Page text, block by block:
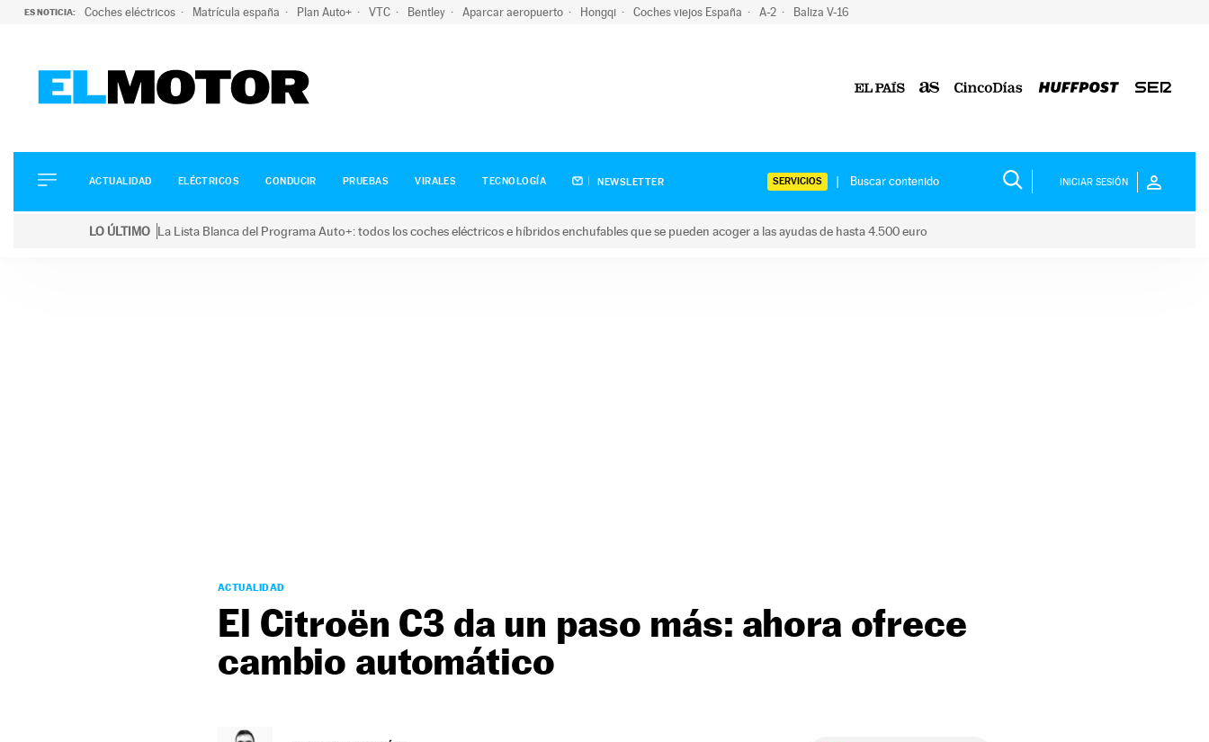
ES NOTICIA: Coches eléctricos Matrícula españa Plan Auto+ VTC Bentley Aparcar aeropuerto Hongqi Coches viejos España A-2 Baliza V-16
ELÉCTRICOS
CONDUCIR
ACTUALIDAD ELÉCTRICOS CONDUCIR PRUEBAS VIRALES TECNOLOGÍA NEWSLETTER SERVICIOS INICIAR SESIÓN
LO ÚLTIMO La Lista Blanca del Programa Auto+: todos los coches eléctricos e híbridos enchufables que se pueden acoger a las ayudas de hasta 4.500 euro
ACTUALIDAD
El Citroën C3 da un paso más: ahora ofrece
cambio automático